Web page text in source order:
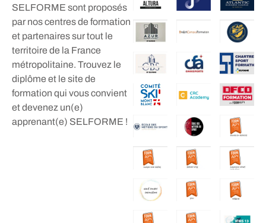
SELFORME sont proposés
par nos centres de formation
et partenaires sur tout le
territoire de la France
métropolitaine. Trouvez le
diplôme et le site de
formation qui vous convient
et devenez un(e)
apprenant(e) SELFORME !